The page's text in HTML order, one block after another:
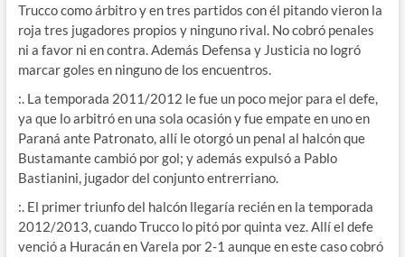
Trucco como árbitro y en tres partidos con él pitando vieron la
roja tres jugadores propios y ninguno rival. No cobró penales
ni a favor ni en contra. Además Defensa y Justicia no logró
marcar goles en ninguno de los encuentros.
:. La temporada 2011/2012 le fue un poco mejor para el defe,
ya que lo arbitró en una sola ocasión y fue empate en uno en
Paraná ante Patronato, allí le otorgó un penal al halcón que
Bustamante cambió por gol; y además expulsó a Pablo
Bastianini, jugador del conjunto entrerriano.
:. El primer triunfo del halcón llegaría recién en la temporada
2012/2013, cuando Trucco lo pitó por quinta vez. Allí el defe
venció a Huracán en Varela por 2-1 aunque en este caso cobró